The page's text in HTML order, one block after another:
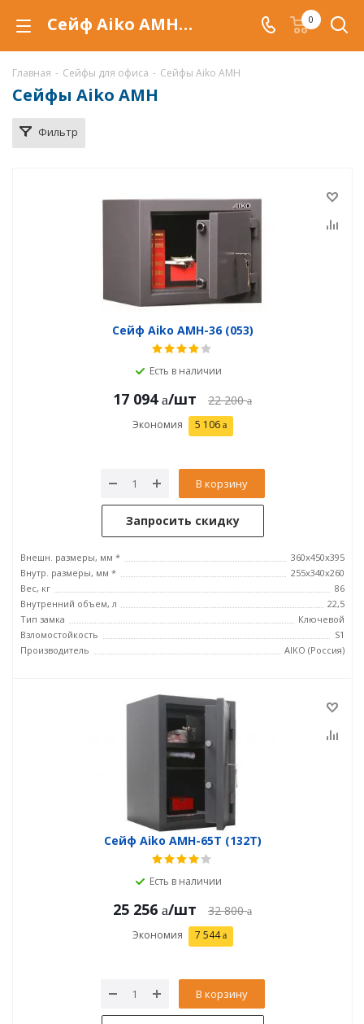
Сейф Aiko AMH - купить в Астрахани. Офисные сейфы Aiko AMH по низкой цене, с доставкой. 0
Главная - Сейфы для офиса - Сейфы Aiko AMH
Сейфы Aiko AMH
Фильтр
Сейф Aiko AMH-36 (053)
Есть в наличии
17 094 /шт 22 200
Экономия 5 106
В корзину
Запросить скидку
Внешн. размеры, мм *
360x450x395
Внутр. размеры, мм *
255x340x260
Вес, кг
86
Внутренний объем, л
22,5
Тип замка
Ключевой
Взломостойкость
S1
Производитель
AIKO (Россия)
Сейф Aiko AMH-65T (132T)
Есть в наличии
25 256 /шт 32 800
Экономия 7 544
В корзину